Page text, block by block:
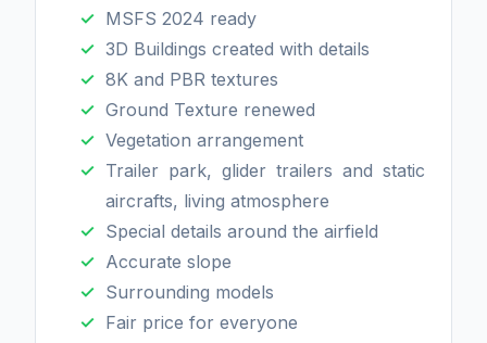
MSFS 2024 ready
3D Buildings created with details
8K and PBR textures
Ground Texture renewed
Vegetation arrangement
Trailer park, glider trailers and static
aircrafts, living atmosphere
Special details around the airfield
Accurate slope
Surrounding models
Fair price for everyone